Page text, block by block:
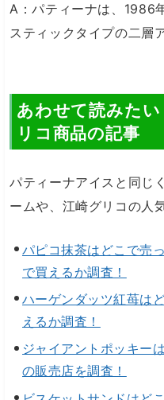
A：パティーナは、1986
スティックタイプの二層
あわせて読みた
リコ商品の記事
パティーナアイスと同じ
ームや、江崎グリコの人
パピコ抹茶はどこで売
で買えるか調査！
ハーゲンダッツ紅苺は
えるか調査！
ジャイアントポッキー
の販売店を調査！